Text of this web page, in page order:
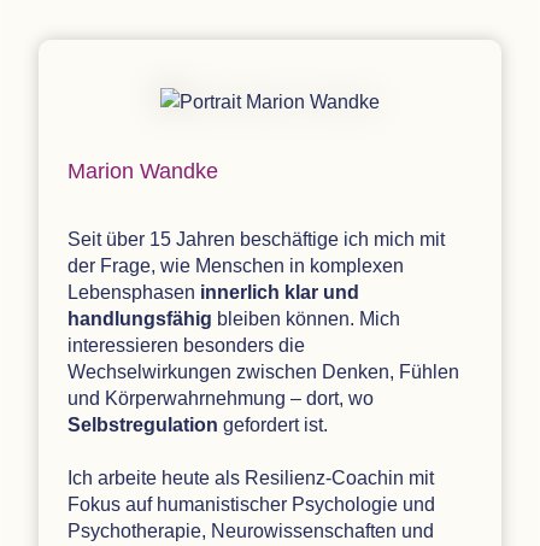
Marion Wandke
Seit über 15 Jahren beschäftige ich mich mit
der Frage, wie Menschen in komplexen
Lebensphasen innerlich klar und
handlungsfähig bleiben können. Mich
interessieren besonders die
Wechselwirkungen zwischen Denken, Fühlen
und Körperwahrnehmung – dort, wo
Selbstregulation gefordert ist.
Ich arbeite heute als Resilienz-Coachin mit
Fokus auf humanistischer Psychologie und
Psychotherapie, Neurowissenschaften und